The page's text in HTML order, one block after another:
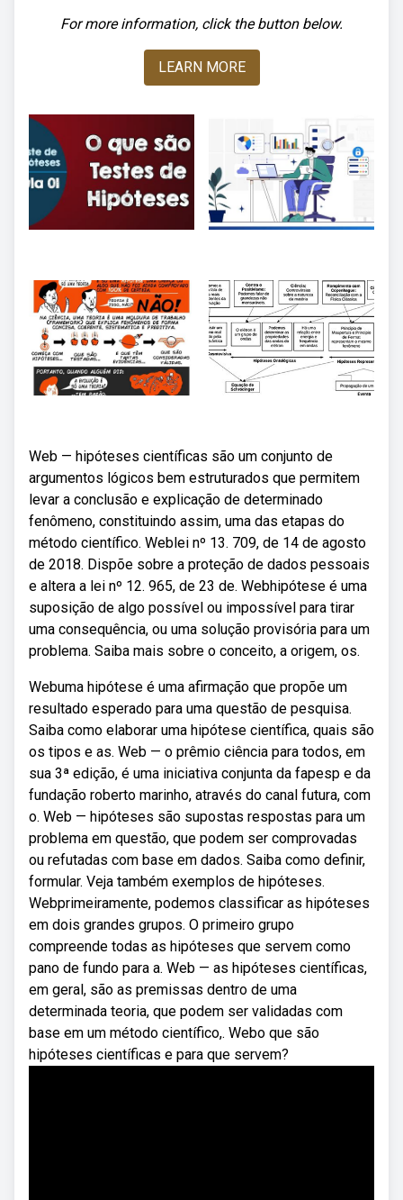
For more information, click the button below.
LEARN MORE
Web — hipóteses científicas são um conjunto de
argumentos lógicos bem estruturados que permitem
levar a conclusão e explicação de determinado
fenômeno, constituindo assim, uma das etapas do
método científico. Weblei nº 13. 709, de 14 de agosto
de 2018. Dispõe sobre a proteção de dados pessoais
e altera a lei nº 12. 965, de 23 de. Webhipótese é uma
suposição de algo possível ou impossível para tirar
uma consequência, ou uma solução provisória para um
problema. Saiba mais sobre o conceito, a origem, os.
Webuma hipótese é uma afirmação que propõe um
resultado esperado para uma questão de pesquisa.
Saiba como elaborar uma hipótese científica, quais são
os tipos e as. Web — o prêmio ciência para todos, em
sua 3ª edição, é uma iniciativa conjunta da fapesp e da
fundação roberto marinho, através do canal futura, com
o. Web — hipóteses são supostas respostas para um
problema em questão, que podem ser comprovadas
ou refutadas com base em dados. Saiba como definir,
formular. Veja também exemplos de hipóteses.
Webprimeiramente, podemos classificar as hipóteses
em dois grandes grupos. O primeiro grupo
compreende todas as hipóteses que servem como
pano de fundo para a. Web — as hipóteses científicas,
em geral, são as premissas dentro de uma
determinada teoria, que podem ser validadas com
base em um método científico,. Webo que são
hipóteses científicas e para que servem?